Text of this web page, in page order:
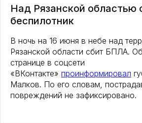
Над Рязанской областью
беспилотник
В ночь на 16 июня в небе над
Рязанской области сбит БПЛА.
странице в соцсети
«ВКонтакте» проинформировал
Малков. По его словам,
повреждений не зафиксировано.